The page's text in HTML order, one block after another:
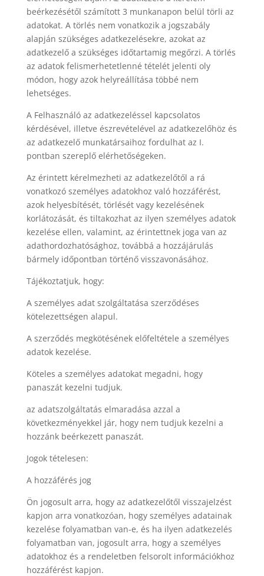
beérkezésétől számított 3 munkanapon belül törli az
adatokat. A törlés nem vonatkozik a jogszabály
alapján szükséges adatkezelésekre, azokat az
adatkezelő a szükséges időtartamig megőrzi. A törlés
az adatok felismerhetetlenné tételét jelenti oly
módon, hogy azok helyreállítása többé nem
lehetséges.
A Felhasználó az adatkezeléssel kapcsolatos
kérdésével, illetve észrevételével az adatkezelőhöz és
az adatkezelő munkatársaihoz fordulhat az I.
pontban szereplő elérhetőségeken.
Az érintett kérelmezheti az adatkezelőtől a rá
vonatkozó személyes adatokhoz való hozzáférést,
azok helyesbítését, törlését vagy kezelésének
korlátozását, és tiltakozhat az ilyen személyes adatok
kezelése ellen, valamint, az érintettnek joga van az
adathordozhatósághoz, továbbá a hozzájárulás
bármely időpontban történő visszavonásához.
Tájékoztatjuk, hogy:
A személyes adat szolgáltatása szerződéses
kötelezettségen alapul.
A szerződés megkötésének előfeltétele a személyes
adatok kezelése.
Köteles a személyes adatokat megadni, hogy
panaszát kezelni tudjuk.
az adatszolgáltatás elmaradása azzal a
következményekkel jár, hogy nem tudjuk kezelni a
hozzánk beérkezett panaszát.
Jogok tételesen:
A hozzáférés jog
Ön jogosult arra, hogy az adatkezelőtől visszajelzést
kapjon arra vonatkozóan, hogy személyes adatainak
kezelése folyamatban van-e, és ha ilyen adatkezelés
folyamatban van, jogosult arra, hogy a személyes
adatokhoz és a rendeletben felsorolt információkhoz
hozzáférést kapjon.